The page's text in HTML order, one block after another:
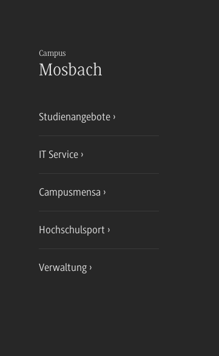
Campus
Mosbach
Studienangebote
IT Service
Campusmensa
Hochschulsport
Verwaltung